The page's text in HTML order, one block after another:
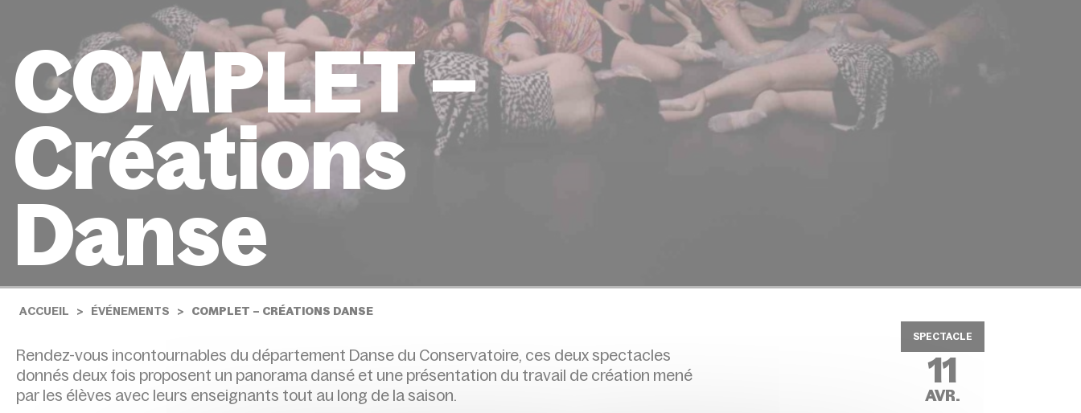
COMPLET –
Créations
Danse
ACCUEIL ÉVÉNEMENTS COMPLET – CRÉATIONS DANSE
Rendez-vous incontournables du département Danse du Conservatoire, ces deux spectacles
donnés deux fois proposent un panorama dansé et une présentation du travail de création mené
par les élèves avec leurs enseignants tout au long de la saison.
SPECTACLE
11
AVR.